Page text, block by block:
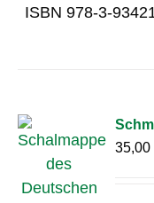
ISBN 978-3-
35,00